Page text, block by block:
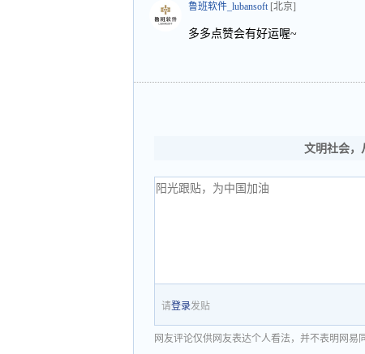
鲁班软件_lubansoft [北京]
多多点赞会有好运喔~
文明社会，
请登录发贴
网友评论仅供网友表达个人看法，并不表明网易